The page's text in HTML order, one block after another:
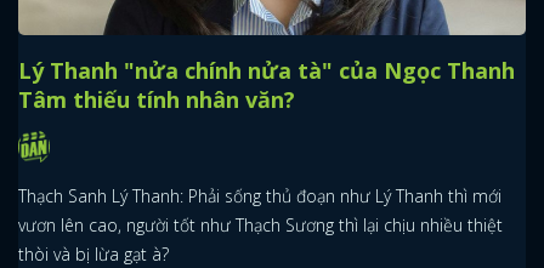
Lý Thanh "nửa chính nửa tà" của Ngọc Thanh
Tâm thiếu tính nhân văn?
Thạch Sanh Lý Thanh: Phải sống thủ đoạn như Lý Thanh thì mới
vươn lên cao, người tốt như Thạch Sương thì lại chịu nhiều thiệt
thòi và bị lừa gạt à?